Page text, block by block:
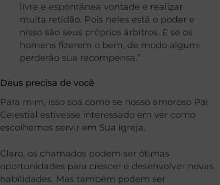
livre e espontânea vontade e realizar
muita retidão. Pois neles está o poder e
nisso são seus próprios árbitros. E se os
homens fizerem o bem, de modo algum
perderão sua recompensa.”
Deus precisa de você
Para mim, isso soa como se nosso amoroso Pai
Celestial estivesse interessado em ver como
escolhemos servir em Sua Igreja.
Claro, os chamados podem ser ótimas
oportunidades para crescer e desenvolver novas
habilidades. Mas também podem ser